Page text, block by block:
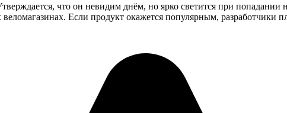
что он невидим днём, но ярко светится при попадании
Если продукт окажется популярным, разработчики